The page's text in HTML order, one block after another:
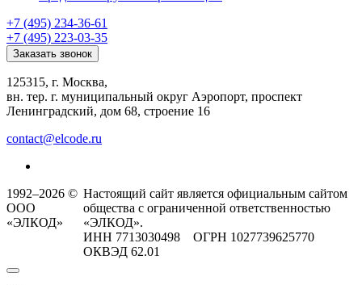
+7 (495) 234-36-61
+7 (495) 223-03-35
Заказать звонок
125315, г. Москва,
вн. тер. г. муниципальный округ Аэропорт, проспект
Ленинградский, дом 68, строение 16
contact@elcode.ru
1992–2026 ©
ООО
«ЭЛКОД»
Настоящий сайт является официальным сайтом
общества с ограниченной ответственностью
«ЭЛКОД».
ИНН 7713030498 ОГРН 1027739625770
ОКВЭД 62.01